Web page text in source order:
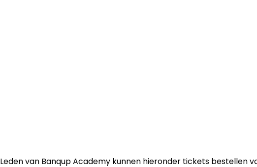
Leden van Banqup Academy kunnen hieronder tickets bestellen